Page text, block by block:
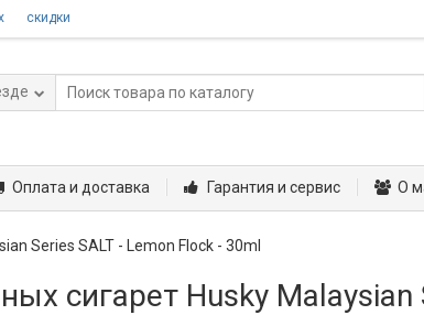
скидки
Оплата и доставка Гарантия и сервис О
Series SALT - Lemon Flock - 30ml
сигарет Husky Malaysian